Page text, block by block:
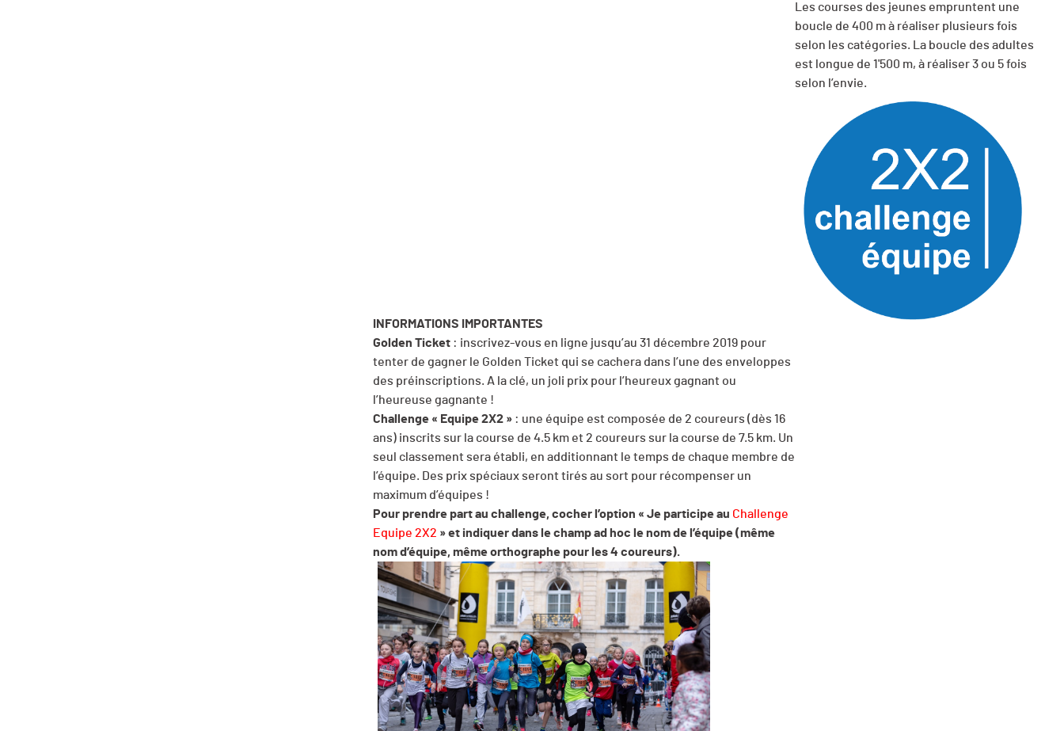
Les courses des jeunes empruntent une
boucle de 400 m à réaliser plusieurs fois
selon les catégories. La boucle des adultes
est longue de 1'500 m, à réaliser 3 ou 5 fois
selon l’envie.
INFORMATIONS IMPORTANTES
Golden Ticket : inscrivez-vous en ligne jusqu’au 31 décembre 2019 pour
tenter de gagner le Golden Ticket qui se cachera dans l’une des enveloppes
des préinscriptions. A la clé, un joli prix pour l’heureux gagnant ou
l’heureuse gagnante !
Challenge « Equipe 2X2 » : une équipe est composée de 2 coureurs (dès 16
ans) inscrits sur la course de 4.5 km et 2 coureurs sur la course de 7.5 km. Un
seul classement sera établi, en additionnant le temps de chaque membre de
l’équipe. Des prix spéciaux seront tirés au sort pour récompenser un
maximum d’équipes !
Pour prendre part au challenge, cocher l’option « Je participe au Challenge
Equipe 2X2 » et indiquer dans le champ ad hoc le nom de l’équipe (même
nom d’équipe, même orthographe pour les 4 coureurs).